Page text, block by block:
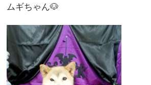
ムギちゃん🐶